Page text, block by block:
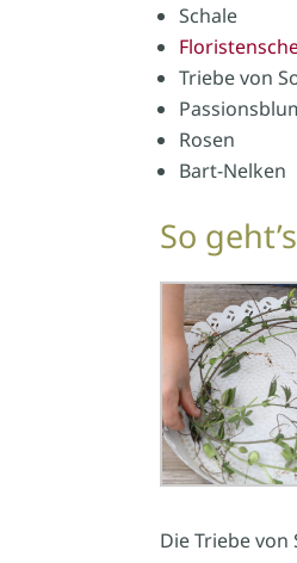
Schale
Triebe von
Rosen
Bart-Nelken
So
Die Triebe